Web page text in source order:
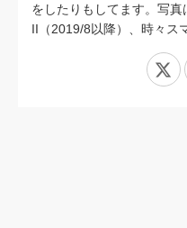
をしたりもしてます。写
II（2019/8以降）、時々ス
X